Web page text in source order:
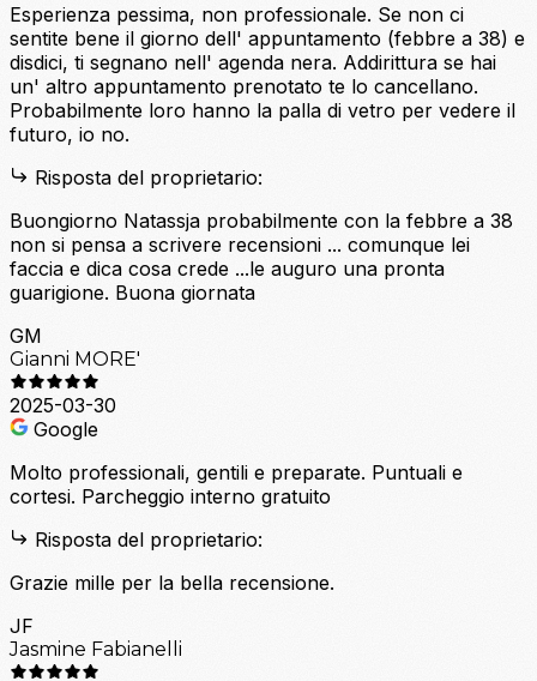
Esperienza pessima, non professionale. Se non ci
sentite bene il giorno dell' appuntamento (febbre a 38) e
disdici, ti segnano nell' agenda nera. Addirittura se hai
un' altro appuntamento prenotato te lo cancellano.
Probabilmente loro hanno la palla di vetro per vedere il
futuro, io no.
Risposta del proprietario:
Buongiorno Natassja probabilmente con la febbre a 38
non si pensa a scrivere recensioni ... comunque lei
faccia e dica cosa crede ...le auguro una pronta
guarigione. Buona giornata
GM
Gianni MORE'
2025-03-30
Google
Molto professionali, gentili e preparate. Puntuali e
cortesi. Parcheggio interno gratuito
Risposta del proprietario:
Grazie mille per la bella recensione.
JF
Jasmine Fabianelli